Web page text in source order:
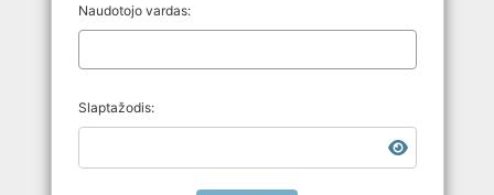
Naudotojo vardas:
Slaptažodis: